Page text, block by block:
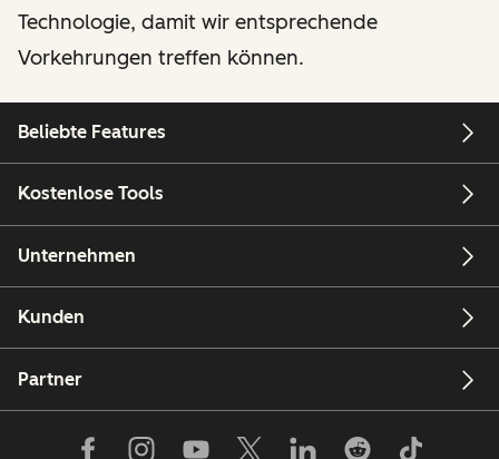
Technologie, damit wir entsprechende
Vorkehrungen treffen können.
Beliebte Features
Kostenlose Tools
Unternehmen
Kunden
Partner